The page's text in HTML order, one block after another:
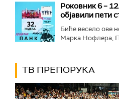
Роковник 6 –
објавили пети
Биће весело ове
Марка Нофлера,
ТВ ПРЕПОРУКА